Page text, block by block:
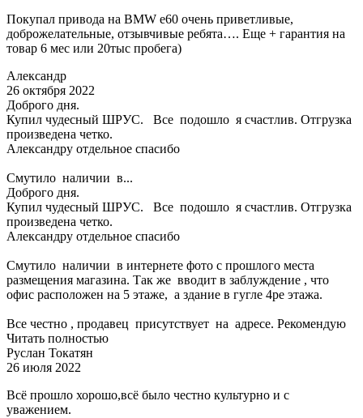
Покупал привода на BMW e60 очень приветливые,
доброжелательные, отзывчивые ребята…. Еще + гарантия на
товар 6 мес или 20тыс пробега)
Александр
26 октября 2022
Доброго дня.
Купил чудесный ШРУС. Все подошло я счастлив. Отгрузка
произведена четко.
Александру отдельное спасибо
Смутило наличии в...
Доброго дня.
Купил чудесный ШРУС. Все подошло я счастлив. Отгрузка
произведена четко.
Александру отдельное спасибо
Смутило наличии в интернете фото с прошлого места
размещения магазина. Так же вводит в заблуждение , что
офис расположен на 5 этаже, а здание в гугле 4ре этажа.
Все честно , продавец присутствует на адресе. Рекомендую
Читать полностью
Руслан Токатян
26 июля 2022
Всё прошло хорошо,всё было честно культурно и с
уважением.